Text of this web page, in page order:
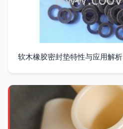
软木橡胶密封垫特性与应用解析